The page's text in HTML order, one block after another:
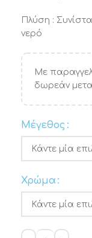
Πλύση :
νερό
Με
δωρεάν
Μέγεθος
Χρώμα